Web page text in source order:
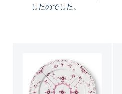
したのでした。